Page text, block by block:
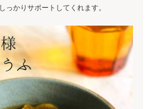
っかりサポートしてくれます。